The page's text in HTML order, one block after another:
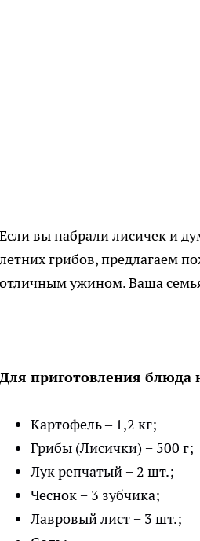
Если вы набрали лисичек и
летних грибов, предлагаем
отличным ужином. Ваша
Для приготовления
Картофель – 1,2 кг;
Грибы (Лисички) − 500 г;
Лук репчатый − 2 шт.;
Чеснок − 3 зубчика;
Лавровый лист − 3 шт.;